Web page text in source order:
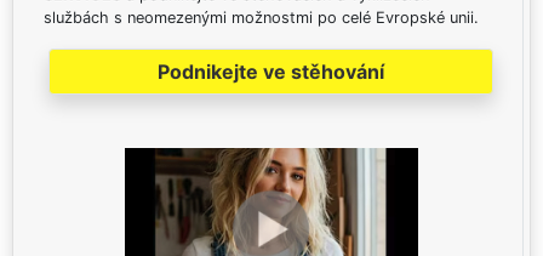
službách s neomezenými možnostmi po celé Evropské unii.
Podnikejte ve stěhování